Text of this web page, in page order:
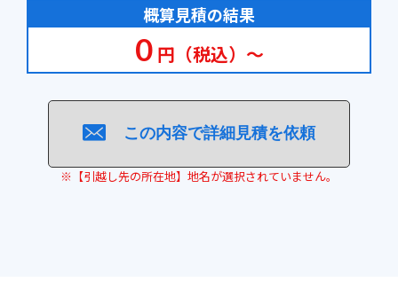
概算見積の結果
0 円（税込）～
この内容で詳細見積を依頼
※【引越し先の所在地】地名が選択されていません。